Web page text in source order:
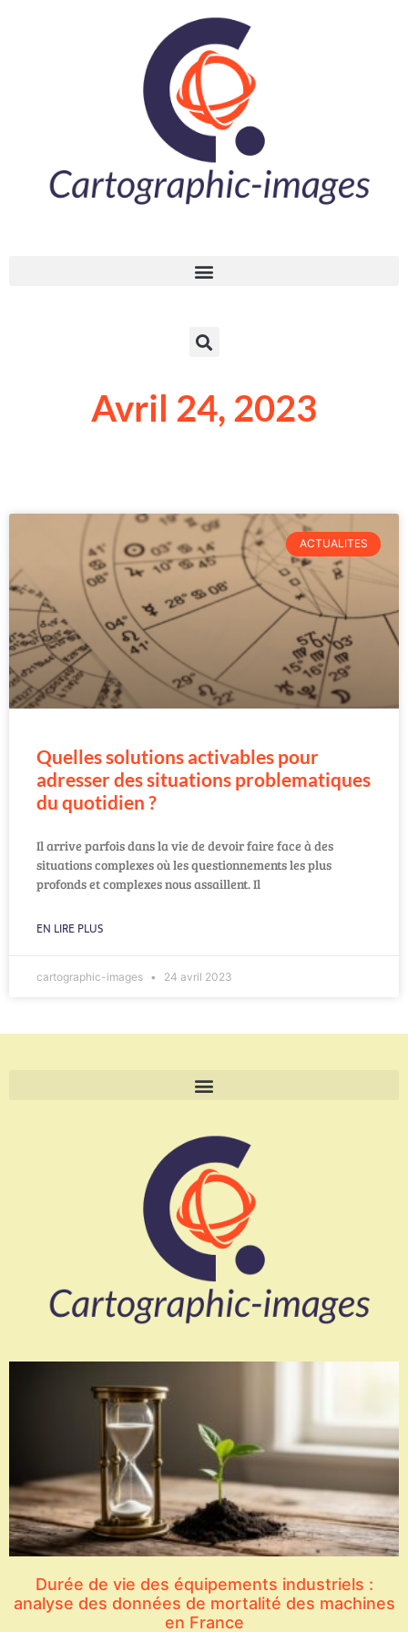
Avril 24, 2023
ACTUALITES
Quelles solutions activables pour
adresser des situations problematiques
du quotidien ?
Il arrive parfois dans la vie de devoir faire face à des
situations complexes où les questionnements les plus
profonds et complexes nous assaillent. Il
EN LIRE PLUS
cartographic-images 24 avril 2023
Durée de vie des équipements industriels :
analyse des données de mortalité des machines
en France